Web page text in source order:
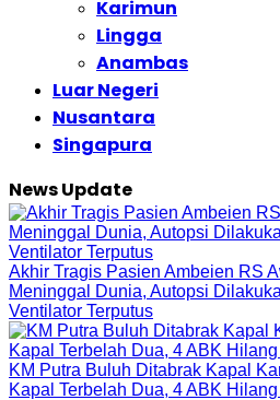
Karimun
Lingga
Anambas
Luar Negeri
Nusantara
Singapura
News Update
Akhir Tragis Pasien Ambeien RS
Meninggal Dunia, Autopsi
Ventilator Terputus
KM Putra Buluh Ditabrak Kapal
Kapal Terbelah Dua, 4 ABK